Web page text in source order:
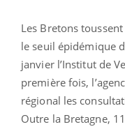
Les Bretons
le seuil épidémique
janvier l’Institut de
première fois,
régional les
Outre la Bretagne,